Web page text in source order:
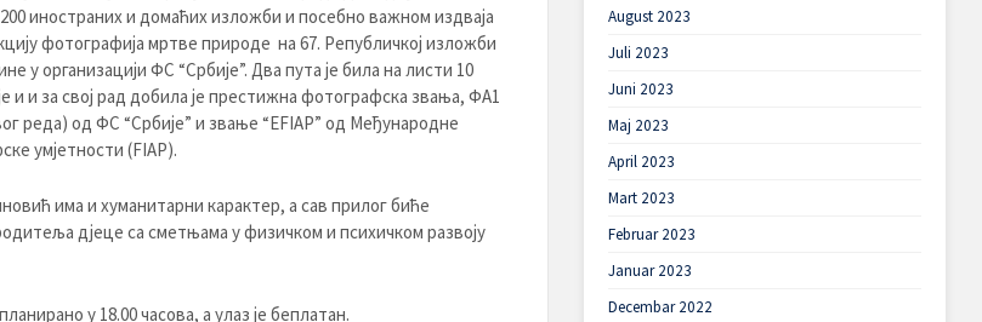
иностраних и домаћих изложби и посебно важном издваја
фотографија мртве природе на 67. Републичкој изложби
у организацији ФС “Србије”. Два пута је била на листи 10
и и за свој рад добила је престижна фотографска звања, ФА1
реда) од ФС “Србије” и звање “EFIAP” од Међународне
умјетности (FIAP).
има и хуманитарни карактер, а сав прилог биће
дјеце са сметњама у физичком и психичком развоју
у 18.00 часова, а улаз је беплатан.
August 2023
Juli 2023
Juni 2023
Maj 2023
April 2023
Mart 2023
Februar 2023
Januar 2023
Decembar 2022